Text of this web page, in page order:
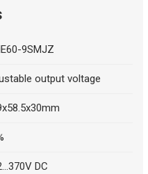
9SMJZ
output voltage
DC